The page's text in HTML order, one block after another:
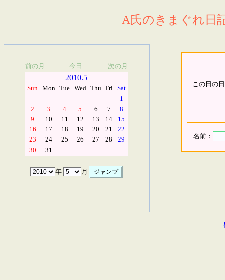
A氏のきまぐれ日
前の月 今日 次の月
2010.5
Sun Mon Tue Wed Thu Fri Sat
1
2
3 4 5 6 7
8
9
10 11 12 13 14
15
16
17 18 19 20 21
22
23
24 25 26 27 28
29
30
31
年 月
この日の
名前：